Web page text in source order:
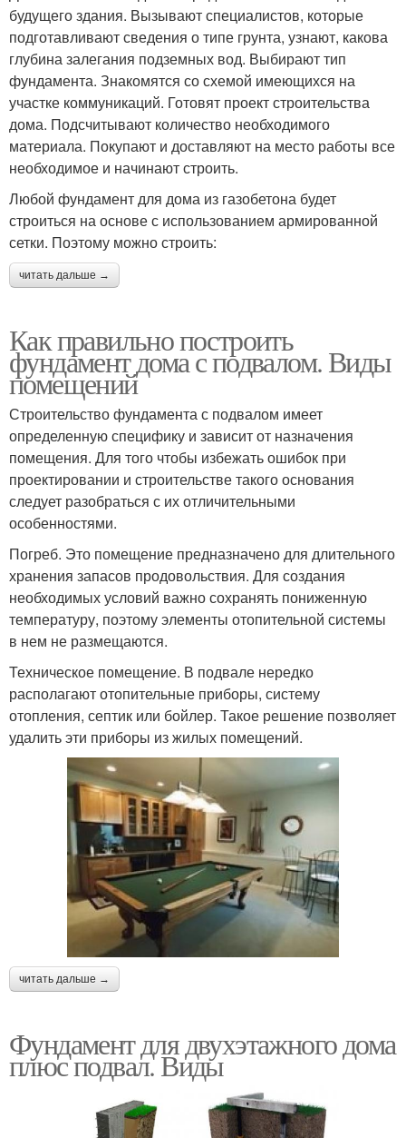
будущего здания. Вызывают специалистов, которые
подготавливают сведения о типе грунта, узнают, какова
глубина залегания подземных вод. Выбирают тип
фундамента. Знакомятся со схемой имеющихся на
участке коммуникаций. Готовят проект строительства
дома. Подсчитывают количество необходимого
материала. Покупают и доставляют на место работы все
необходимое и начинают строить.
Любой фундамент для дома из газобетона будет
строиться на основе с использованием армированной
сетки. Поэтому можно строить:
читать дальше →
Как правильно построить
фундамент дома с подвалом. Виды
помещений
Строительство фундамента с подвалом имеет
определенную специфику и зависит от назначения
помещения. Для того чтобы избежать ошибок при
проектировании и строительстве такого основания
следует разобраться с их отличительными
особенностями.
Погреб. Это помещение предназначено для длительного
хранения запасов продовольствия. Для создания
необходимых условий важно сохранять пониженную
температуру, поэтому элементы отопительной системы
в нем не размещаются.
Техническое помещение. В подвале нередко
располагают отопительные приборы, систему
отопления, септик или бойлер. Такое решение позволяет
удалить эти приборы из жилых помещений.
читать дальше →
Фундамент для двухэтажного дома
плюс подвал. Виды